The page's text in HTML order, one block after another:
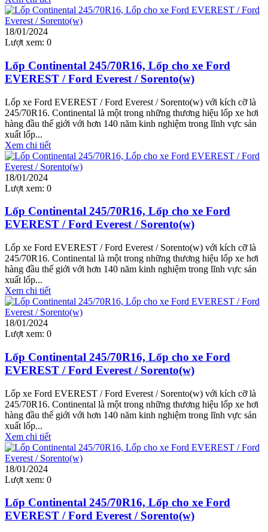
18/01/2024
Lượt xem: 0
Lốp Continental 245/70R16, Lốp cho xe Ford
EVEREST / Ford Everest / Sorento(w)
Lốp xe Ford EVEREST / Ford Everest / Sorento(w) với kích cỡ là
245/70R16. Continental là một trong những thương hiệu lốp xe hơi
hàng đầu thế giới với hơn 140 năm kinh nghiệm trong lĩnh vực sản
xuất lốp...
Xem chi tiết
18/01/2024
Lượt xem: 0
Lốp Continental 245/70R16, Lốp cho xe Ford
EVEREST / Ford Everest / Sorento(w)
Lốp xe Ford EVEREST / Ford Everest / Sorento(w) với kích cỡ là
245/70R16. Continental là một trong những thương hiệu lốp xe hơi
hàng đầu thế giới với hơn 140 năm kinh nghiệm trong lĩnh vực sản
xuất lốp...
Xem chi tiết
18/01/2024
Lượt xem: 0
Lốp Continental 245/70R16, Lốp cho xe Ford
EVEREST / Ford Everest / Sorento(w)
Lốp xe Ford EVEREST / Ford Everest / Sorento(w) với kích cỡ là
245/70R16. Continental là một trong những thương hiệu lốp xe hơi
hàng đầu thế giới với hơn 140 năm kinh nghiệm trong lĩnh vực sản
xuất lốp...
Xem chi tiết
18/01/2024
Lượt xem: 0
Lốp Continental 245/70R16, Lốp cho xe Ford
EVEREST / Ford Everest / Sorento(w)